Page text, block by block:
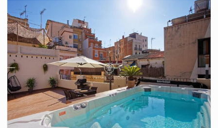
this unique home has been designed to maximize natural
light, functionality and the feeling of spaciousness. Its open
and sophisticated design is complemented by an elegant
glass wall that visually connects the interior with an exclusive
chill out exterior area presided over by a magnificent private
heated pool, creating a unique atmosphere. The main floor
has a spacious living-dining room with generous dimensions,
designed to enjoy a comfortable and elegant social life. At
this level we also find a complete bathroom and a toilet, which
provide practicality to the complex. The house has a
sophisticated kitchen distributed in parallel, with two
perfectly differentiated areas: one for preparation and
cleaning, and another focused on cooking. This configuration